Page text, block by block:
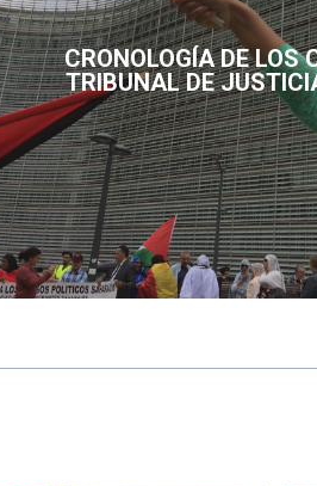
CRONOLOGÍA DE LOS
TRIBUNAL DE